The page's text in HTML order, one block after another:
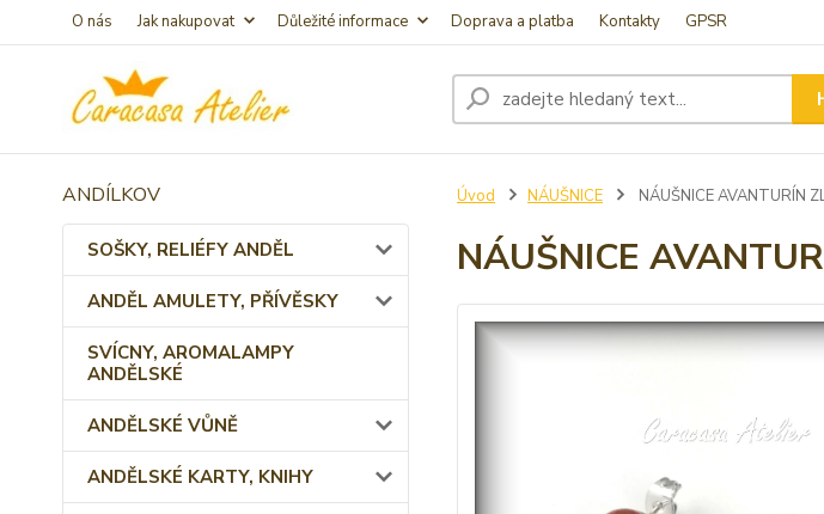
O nás Jak nakupovat Důležité informace Doprava a platba Kontakty GPSR
ANDÍLKOV
SOŠKY, RELIÉFY ANDĚL
ANDĚL AMULETY, PŘÍVĚSKY
SVÍCNY, AROMALAMPY
ANDĚLSKÉ
ANDĚLSKÉ VŮNĚ
ANDĚLSKÉ KARTY, KNIHY
Úvod NÁUŠNICE NÁUŠNICE AVANTURÍN
NÁUŠNICE